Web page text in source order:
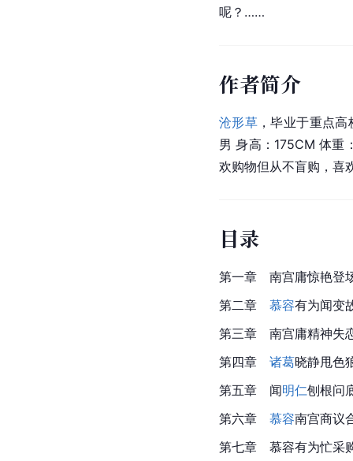
呢？……
作者简介
沧形草 ，毕业于重点
男 身高：175CM 体重
欢购物但从不盲购，喜
目录
第一章　南宫庸惊艳登
第二章 慕容有为闻变
第三章　南宫庸精神失
第四章 诸葛晓静甩色
第五章　闻明仁刨根问
第六章 慕容南宫商议
第七章　慕容有为忙采